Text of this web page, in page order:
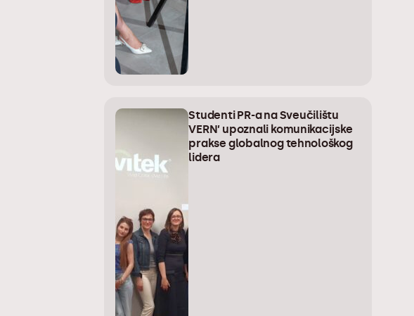
Studenti PR-a na Sveučilištu
VERN’ upoznali komunikacijske
prakse globalnog tehnološkog
lidera